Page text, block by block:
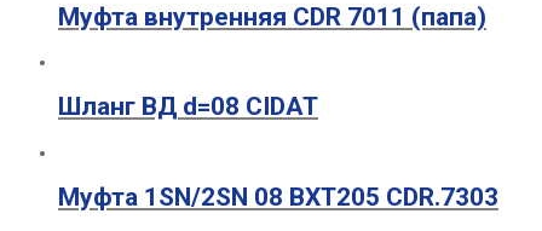
Муфта внутренняя CDR 7011 (папа)
Шланг ВД d=08 CIDAT
Муфта 1SN/2SN 08 ВХТ205 CDR.7303